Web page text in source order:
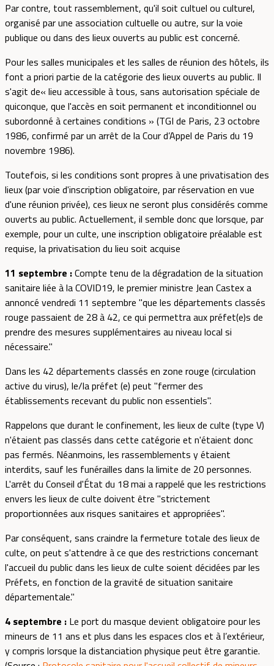
Par contre, tout rassemblement, qu'il soit cultuel ou culturel,
organisé par une association cultuelle ou autre, sur la voie
publique ou dans des lieux ouverts au public est concerné.
Pour les salles municipales et les salles de réunion des hôtels, ils
font a priori partie de la catégorie des lieux ouverts au public. Il
s'agit de« lieu accessible à tous, sans autorisation spéciale de
quiconque, que l'accès en soit permanent et inconditionnel ou
subordonné à certaines conditions » (TGI de Paris, 23 octobre
1986, confirmé par un arrêt de la Cour d’Appel de Paris du 19
novembre 1986).
Toutefois, si les conditions sont propres à une privatisation des
lieux (par voie d'inscription obligatoire, par réservation en vue
d'une réunion privée), ces lieux ne seront plus considérés comme
ouverts au public. Actuellement, il semble donc que lorsque, par
exemple, pour un culte, une inscription obligatoire préalable est
requise, la privatisation du lieu soit acquise
11 septembre :Compte tenu de la dégradation de la situation
sanitaire liée à la COVID19, le premier ministre Jean Castex a
annoncé vendredi 11 septembre "que les départements classés
rouge passaient de 28 à 42, ce qui permettra aux préfet(e)s de
prendre des mesures supplémentaires au niveau local si
nécessaire."
Dans les 42 départements classés en zone rouge (circulation
active du virus), le/la préfet (e) peut "fermer des
établissements recevant du public non essentiels".
Rappelons que durant le confinement, les lieux de culte (type V)
n'étaient pas classés dans cette catégorie et n'étaient donc
pas fermés. Néanmoins, les rassemblements y étaient
interdits, sauf les funérailles dans la limite de 20 personnes.
L'arrêt du Conseil d'État du 18 mai a rappelé que les restrictions
envers les lieux de culte doivent être "strictement
proportionnées aux risques sanitaires et appropriées".
Par conséquent, sans craindre la fermeture totale des lieux de
culte, on peut s'attendre à ce que des restrictions concernant
l'accueil du public dans les lieux de culte soient décidées par les
Préfets, en fonction de la gravité de situation sanitaire
départementale."
4 septembre : Le port du masque devient obligatoire pour les
mineurs de 11 ans et plus dans les espaces clos et à l’extérieur,
y compris lorsque la distanciation physique peut être garantie.